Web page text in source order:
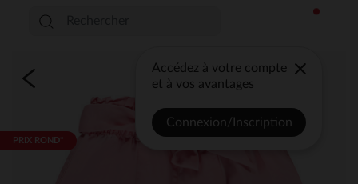
Accédez à votre compte
et à vos avantages
Connexion/Inscription
PRIX ROND*